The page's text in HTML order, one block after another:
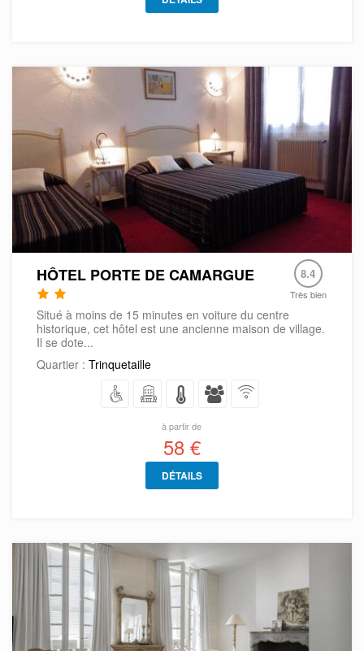
HÔTEL PORTE DE CAMARGUE 8.4
Très bien
Situé à moins de 15 minutes en voiture du centre
historique, cet hôtel est une ancienne maison de village.
Il se dote...
Quartier : Trinquetaille
à partir de
58 €
DÉTAILS